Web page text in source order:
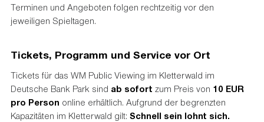
Terminen und Angeboten folgen rechtzeitig vor den
jeweiligen Spieltagen.
Tickets, Programm und Service vor Ort
Tickets für das WM Public Viewing im Kletterwald im
Deutsche Bank Park sind ab sofort zum Preis von 10 EUR
pro Person online erhältlich. Aufgrund der begrenzten
Kapazitäten im Kletterwald gilt: Schnell sein lohnt sich.